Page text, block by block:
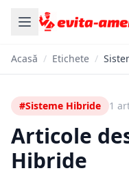
Acasă / Etichete /
#Sisteme Hibride 1
Articole
Hibride